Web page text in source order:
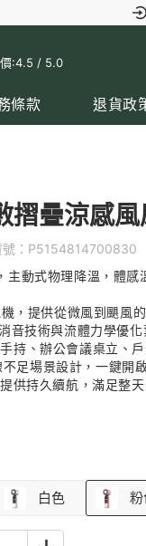
:4.5 / 5.0
條款 退貨政
摺疊涼感
： P5154814700830
主動式物理降溫，體
，提供從微風到颶風
技術與流體力學優化
持、辦公會議桌立、
足場景設計，一鍵開
供持久續航，滿足整天
白色 粉